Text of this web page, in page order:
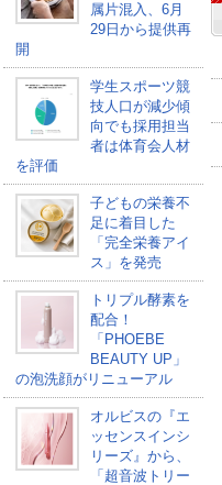
属片混入、6月
29日から提供再
開
学生スポーツ競
技人口が減少傾
向でも採用担当
者は体育会人材
を評価
子どもの栄養不
足に着目した
「完全栄養アイ
ス」を発売
トリプル酵素を
配合！
「PHOEBE
BEAUTY UP」
の泡洗顔がリニューアル
オルビスの『エ
ッセンスインシ
リーズ』から、
「超音波トリー